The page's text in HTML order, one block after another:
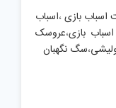
اسباب بازی،اسباب
بازی،عروسک
،سگ نگهبان